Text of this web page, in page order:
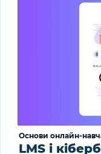
Основи онлайн-
LMS і